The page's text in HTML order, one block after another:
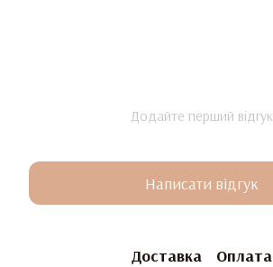
Додайте перший відгук
Написати відгук
Доставка Оплата